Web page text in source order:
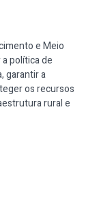
e Meio
política de
garantir a
os recursos
rural e